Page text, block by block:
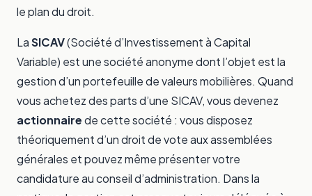
le plan du droit.
LaSICAV(Société d’Investissement à Capital
Variable) est une société anonyme dont l’objet est la
gestion d’un portefeuille de valeurs mobilières. Quand
vous achetez des parts d’une SICAV, vous devenez
actionnairede cette société : vous disposez
théoriquement d’un droit de vote aux assemblées
générales et pouvez même présenter votre
candidature au conseil d’administration. Dans la